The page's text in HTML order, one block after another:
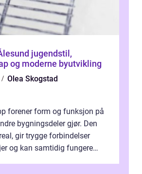
jugendstil,
og moderne byutvikling
Olea Skogstad
forener form og funksjon på
bygningsdeler gjør. Den
gir trygge forbindelser
og kan samtidig fungere